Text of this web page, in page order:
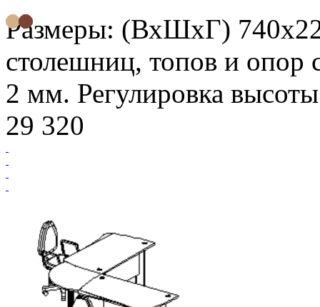
Размеры: (ВхШхГ)
столешниц, топов и
2 мм. Регулировка
29 320